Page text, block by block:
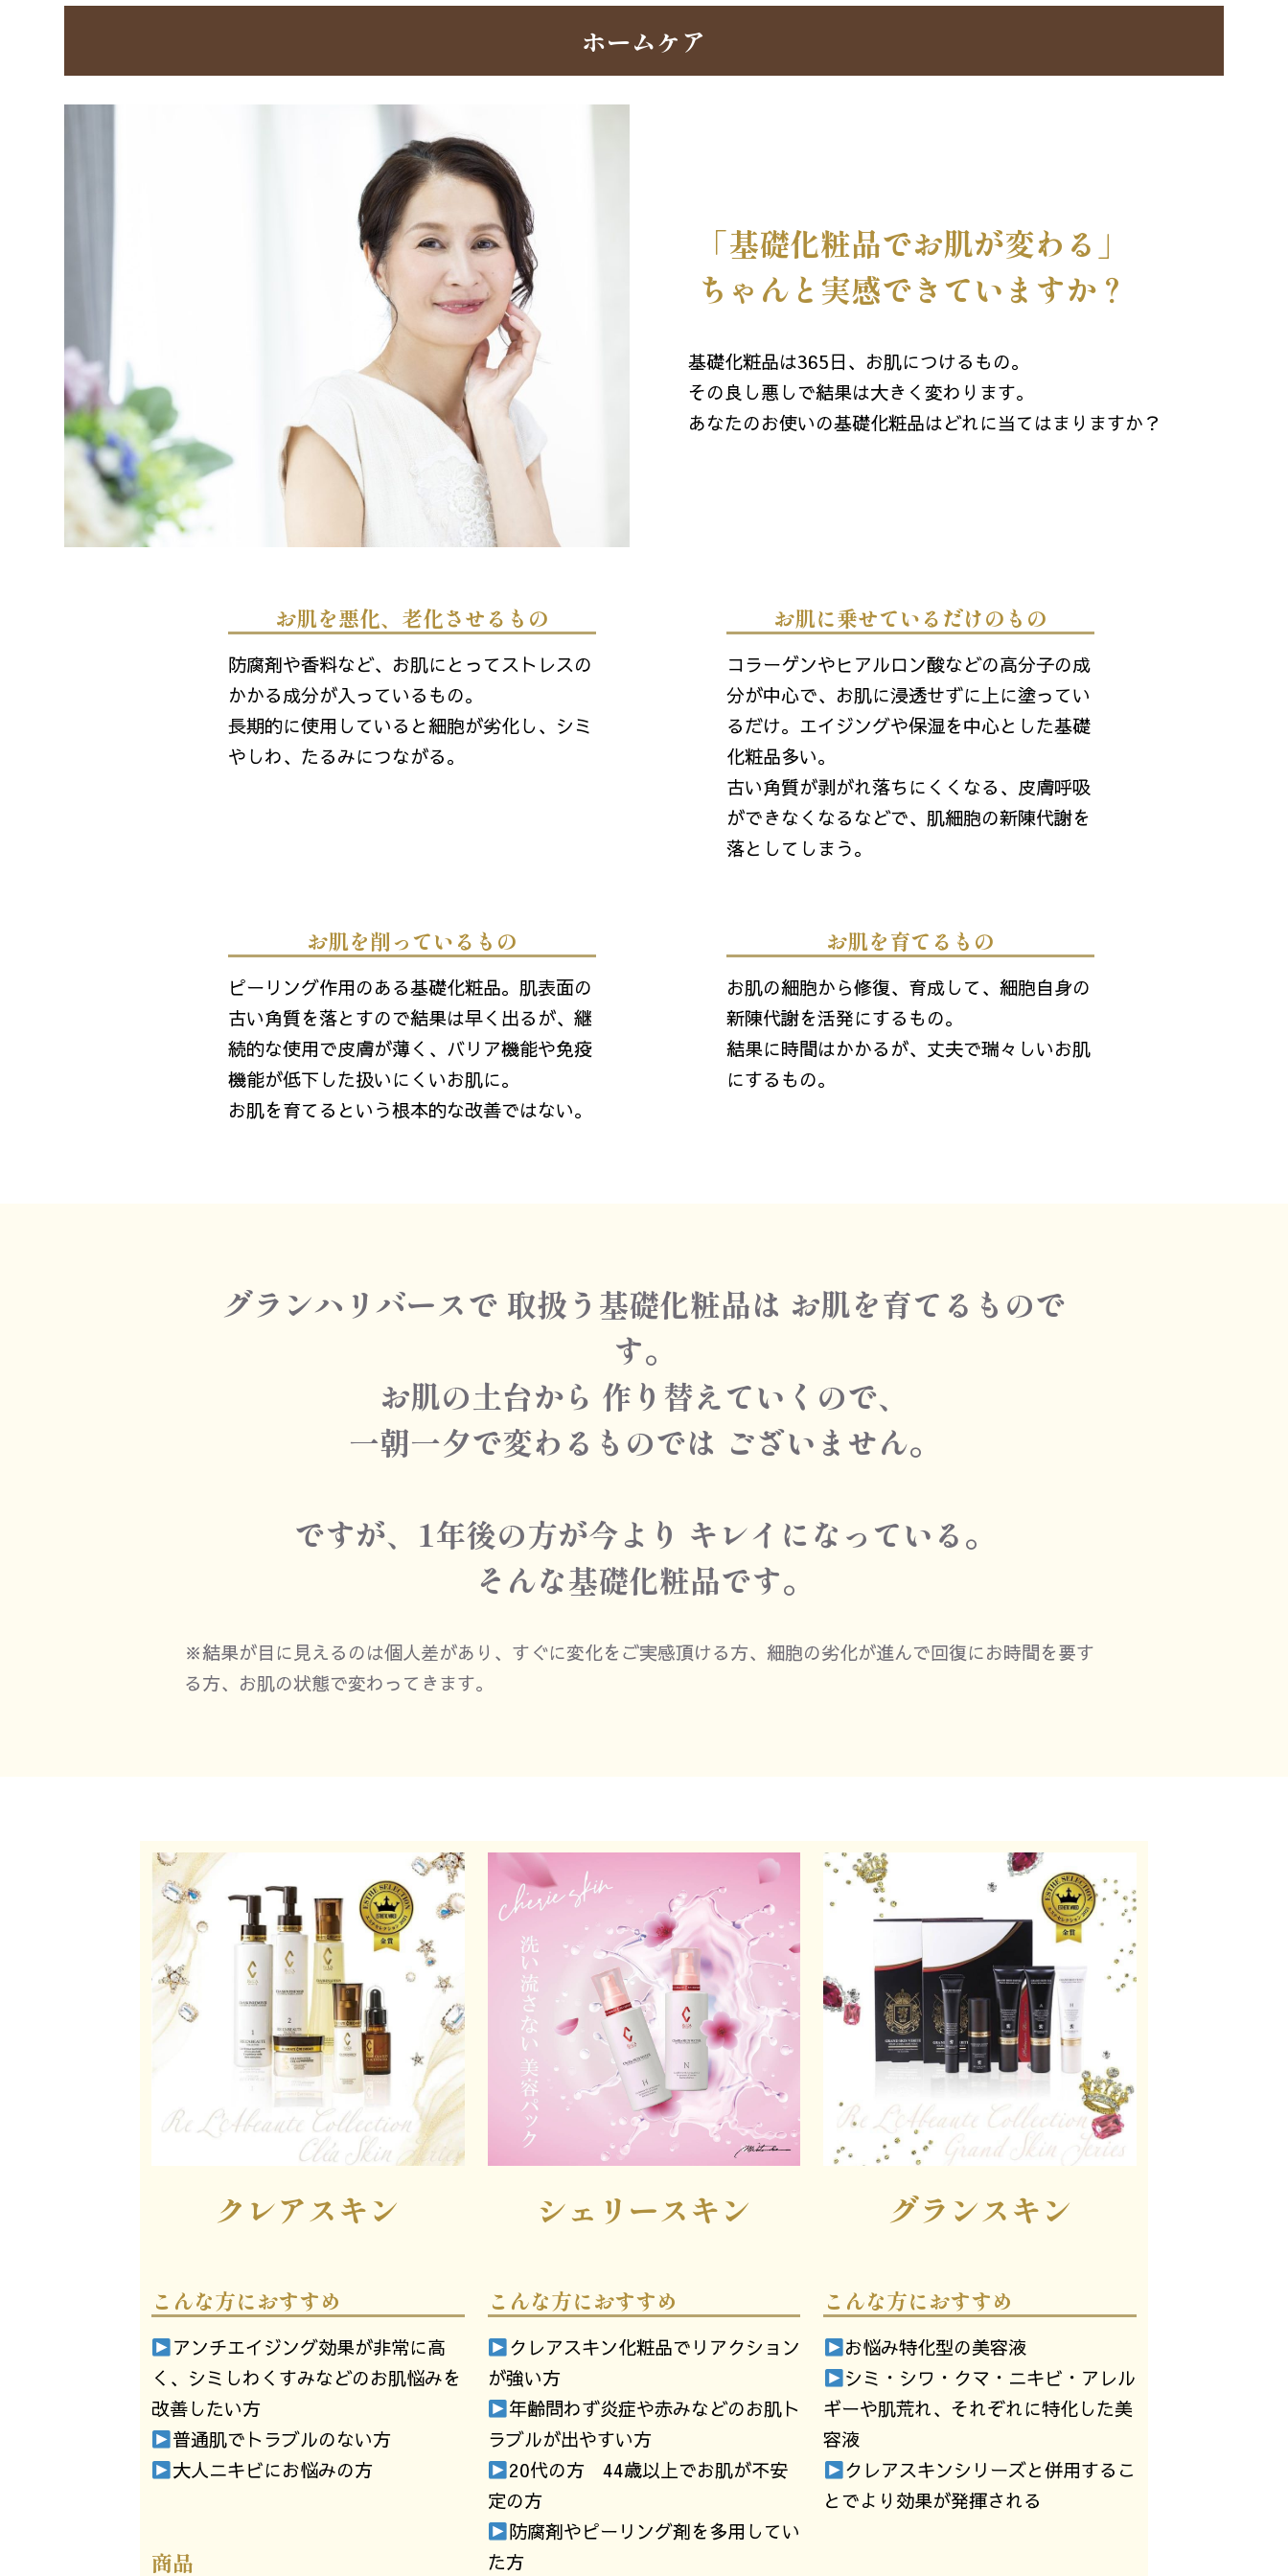
ホームケア
「基礎化粧品でお肌が変わる」
ちゃんと実感できていますか？
基礎化粧品は365日、お肌につけるもの。
その良し悪しで結果は大きく変わります。
あなたのお使いの基礎化粧品はどれに当てはまりますか？
お肌を悪化、老化させるもの
防腐剤や香料など、お肌にとってストレスの
かかる成分が入っているもの。
長期的に使用していると細胞が劣化し、シミ
やしわ、たるみにつながる。
お肌に乗せているだけのもの
コラーゲンやヒアルロン酸などの高分子の成
分が中心で、お肌に浸透せずに上に塗ってい
るだけ。エイジングや保湿を中心とした基礎
化粧品多い。
古い角質が剥がれ落ちにくくなる、皮膚呼吸
ができなくなるなどで、肌細胞の新陳代謝を
落としてしまう。
お肌を削っているもの
ピーリング作用のある基礎化粧品。肌表面の
古い角質を落とすので結果は早く出るが、継
続的な使用で皮膚が薄く、バリア機能や免疫
機能が低下した扱いにくいお肌に。
お肌を育てるという根本的な改善ではない。
お肌を育てるもの
お肌の細胞から修復、育成して、細胞自身の
新陳代謝を活発にするもの。
結果に時間はかかるが、丈夫で瑞々しいお肌
にするもの。
グランハリバースで 取扱う基礎化粧品は お肌を育てるもので
す。
お肌の土台から 作り替えていくので、
一朝一夕で変わるものでは ございません。
ですが、1年後の方が今より キレイになっている。
そんな基礎化粧品です。
※結果が目に見えるのは個人差があり、すぐに変化をご実感頂ける方、細胞の劣化が進んで回復にお時間を要す
る方、お肌の状態で変わってきます。
クレアスキン
こんな方におすすめ
アンチエイジング効果が非常に高
く、シミしわくすみなどのお肌悩みを
改善したい方
普通肌でトラブルのない方
大人ニキビにお悩みの方
商品
シェリースキン
こんな方におすすめ
クレアスキン化粧品でリアクション
が強い方
年齢問わず炎症や赤みなどのお肌ト
ラブルが出やすい方
20代の方 44歳以上でお肌が不安
定の方
防腐剤やピーリング剤を多用してい
た方
グランスキン
こんな方におすすめ
お悩み特化型の美容液
シミ・シワ・クマ・ニキビ・アレル
ギーや肌荒れ、それぞれに特化した美
容液
クレアスキンシリーズと併用するこ
とでより効果が発揮される